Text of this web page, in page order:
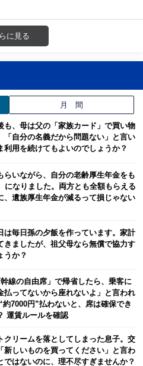
に見る
月 間
も、母は父の「家族カード」で買い物
「自分の名義だから問題ない」と言い
利用を続けてもよいのでしょうか？
らいながら、自分の老齢厚生年金をも
になりました。両方とも全額もらえる
、遺族厚生年金が減るって損じゃない
は毎日孫の夕飯を作っています。家計
きましたが、祖父母なら無償で協力す
うか？
線の自由席」で帰省したら、乗客に
払ってないから座れないよ」と言われ
7000円”払わないと、席は確保でき
運賃ルールを確認
クリームを落としてしまった息子。交
新しいものを買ってください」と言わ
ではないのに、理不尽すぎませんか？